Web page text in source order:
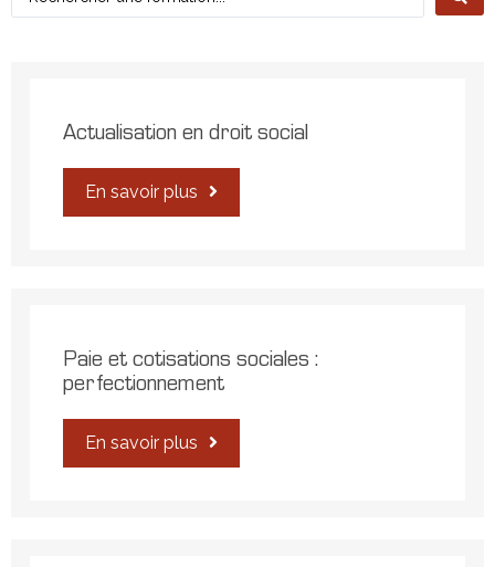
Actualisation en droit social
En savoir plus
Paie et cotisations sociales :
perfectionnement
En savoir plus